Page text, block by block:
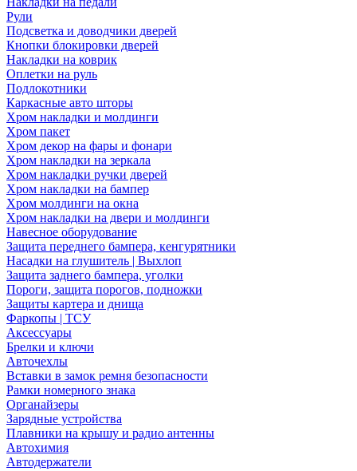
Рули
Подсветка и доводчики дверей
Кнопки блокировки дверей
Накладки на коврик
Оплетки на руль
Подлокотники
Каркасные авто шторы
Хром накладки и молдинги
Хром пакет
Хром декор на фары и фонари
Хром накладки на зеркала
Хром накладки ручки дверей
Хром накладки на бампер
Хром молдинги на окна
Хром накладки на двери и молдинги
Навесное оборудование
Защита переднего бампера, кенгурятники
Насадки на глушитель | Выхлоп
Защита заднего бампера, уголки
Пороги, защита порогов, подножки
Защиты картера и днища
Фаркопы | ТСУ
Аксессуары
Брелки и ключи
Авточехлы
Вставки в замок ремня безопасности
Рамки номерного знака
Органайзеры
Зарядные устройства
Плавники на крышу и радио антенны
Автохимия
Автодержатели